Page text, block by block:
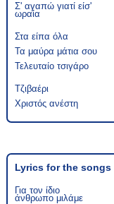
Σ' αγαπώ γιατί είσ'
ωραία
Στα είπα όλα
Τα μαύρα μάτια σου
Τελευταίο τσιγάρο
Τζιβαέρι
Χριστός ανέστη
Lyrics for the songs
Για τον ίδιο
άνθρωπο μιλάμε